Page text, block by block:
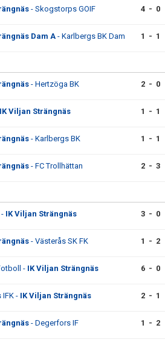
- Skogstorps GOIF 4 - 0
Dam A- Karlbergs BK Dam 1 - 1
- Hertzöga BK 2 - 0
IK Viljan Strängnäs 1 - 1
- Karlbergs BK 1 - 1
- FC Trollhättan 2 - 3
IK Viljan Strängnäs 3 - 0
- Västerås SK FK 1 - 2
- IK Viljan Strängnäs 6 - 0
IFK - IK Viljan Strängnäs 2 - 1
- Degerfors IF 1 - 2